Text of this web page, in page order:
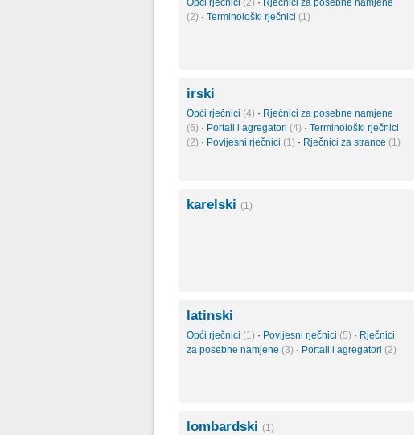
Opći rječnici (2) · Rječnici za posebne namjene
(2) · Terminološki rječnici (1)
irski
Opći rječnici (4) · Rječnici za posebne namjene
(6) · Portali i agregatori (4) · Terminološki rječnici
(2) · Povijesni rječnici (1) · Rječnici za strance (1)
karelski (1)
latinski
Opći rječnici (1) · Povijesni rječnici (5) · Rječnici
za posebne namjene (3) · Portali i agregatori (2)
lombardski (1)